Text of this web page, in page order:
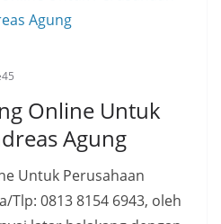
Online Untuk
Agung
Untuk Perusahaan
Tlp: 0813 8154 6943, oleh